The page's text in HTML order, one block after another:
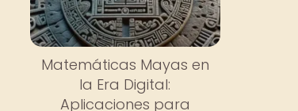
Matemáticas Mayas en
la Era Digital:
Aplicaciones para